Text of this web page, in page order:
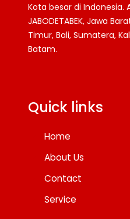
Kota besar di Indonesia.
JABODETABEK, Jawa
Timur, Bali, Sumatera,
Batam.
Quick links
Home
About Us
Contact
Service